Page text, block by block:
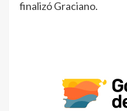
finalizó Graciano.